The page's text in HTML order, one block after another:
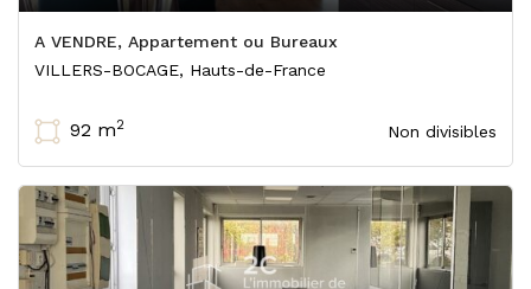
A VENDRE, Appartement ou Bureaux
Non divisibles
VILLERS-BOCAGE, Hauts-de-France
92 m2